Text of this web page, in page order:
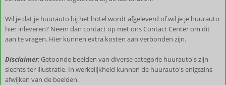
Wil je dat je huurauto bij het hotel wordt afgeleverd of wil je je huurauto
hier inleveren? Neem dan contact op met ons Contact Center om dit
aan te vragen. Hier kunnen extra kosten aan verbonden zijn.
Disclaimer: Getoonde beelden van diverse categorie huurauto's zijn
slechts ter illustratie. In werkelijkheid kunnen de huurauto's enigszins
afwijken van de beelden.